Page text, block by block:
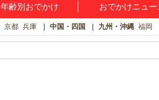
年齢別おでかけ おでかけニュー
京都 兵庫 中国・四国 九州・沖縄 福岡